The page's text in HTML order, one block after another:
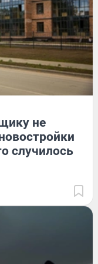
не
случилось